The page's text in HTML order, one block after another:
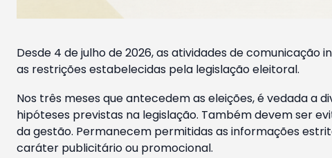
Desde 4 de julho de 2026, as atividades de
as restrições estabelecidas pela legislação eleitoral.
Nos três meses que antecedem as eleições, é vedada a
hipóteses previstas na legislação. Também devem ser
da gestão. Permanecem permitidas as informações
caráter publicitário ou promocional.